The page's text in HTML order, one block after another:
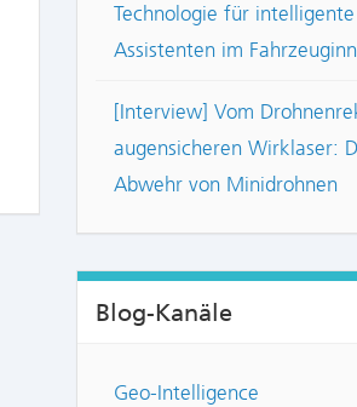
Technologie für intelligente
Assistenten im
[Interview] Vom
augensicheren Wirklaser:
Abwehr von Minidrohnen
Blog-Kanäle
Geo-Intelligence